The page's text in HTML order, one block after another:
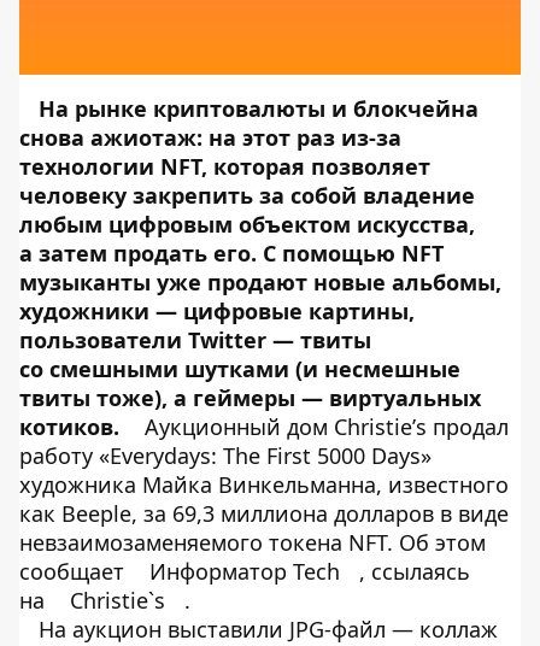
На рынке криптовалюты и блокчейна
снова ажиотаж: на этот раз из-за
технологии NFT, которая позволяет
человеку закрепить за собой владение
любым цифровым объектом искусства,
а затем продать его. С помощью NFT
музыканты уже продают новые альбомы,
художники — цифровые картины,
пользователи Twitter — твиты
со смешными шутками (и несмешные
твиты тоже), а геймеры — виртуальных
котиков.
Аукционный дом Christieʼs продал
работу «Everydays: The First 5000 Days»
художника Майка Винкельманна, известного
как Beeple, за 69,3 миллиона долларов в виде
невзаимозаменяемого токена NFT. Об этом
сообщает
Информатор Tech
, ссылаясь
на
Christie`s
.
На аукцион выставили JPG-файл — коллаж